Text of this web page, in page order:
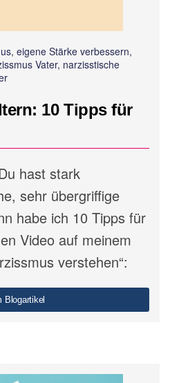
eigene Stärke verbessern,
Vater, narzisstische
10 Tipps für
hast stark
sehr übergriffige
habe ich 10 Tipps für
Video auf meinem
verstehen“:
Blogartikel